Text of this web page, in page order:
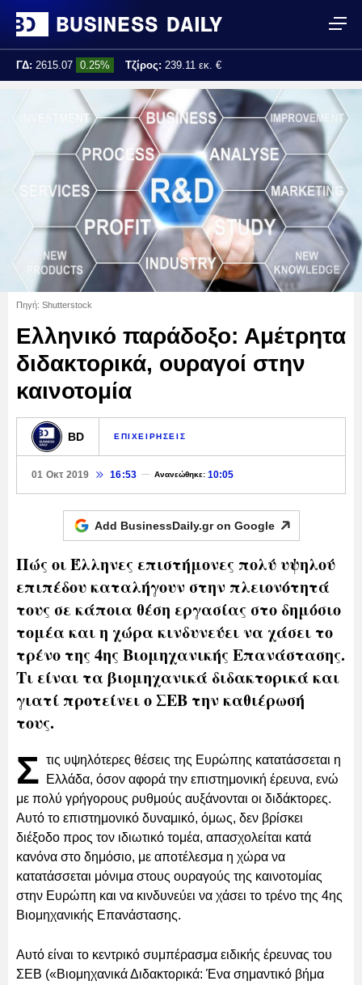
ΓΔ: 2615.07 0.25% Τζίρος: 239.11 εκ. €
Τελ. ενημέρωση: 17:25:01
Πηγή: Shutterstock
Ελληνικό παράδοξο: Αμέτρητα
διδακτορικά, ουραγοί στην
καινοτομία
BD ΕΠΙΧΕΙΡΗΣΕΙΣ
01 Οκτ 2019 16:53 Ανανεώθηκε: 10:05
Add BusinessDaily.gr on Google
Πώς οι Έλληνες επιστήμονες πολύ υψηλού
επιπέδου καταλήγουν στην πλειονότητά
τους σε κάποια θέση εργασίας στο δημόσιο
τομέα και η χώρα κινδυνεύει να χάσει το
τρένο της 4ης Βιομηχανικής Επανάστασης.
Τι είναι τα βιομηχανικά διδακτορικά και
γιατί προτείνει ο ΣΕΒ την καθιέρωσή
τους.
Σ τις υψηλότερες θέσεις της Ευρώπης κατατάσσεται η
Ελλάδα, όσον αφορά την επιστημονική έρευνα, ενώ
με πολύ γρήγορους ρυθμούς αυξάνονται οι διδάκτορες.
Αυτό το επιστημονικό δυναμικό, όμως, δεν βρίσκει
διέξοδο προς τον ιδιωτικό τομέα, απασχολείται κατά
κανόνα στο δημόσιο, με αποτέλεσμα η χώρα να
κατατάσσεται μόνιμα στους ουραγούς της καινοτομίας
στην Ευρώπη και να κινδυνεύει να χάσει το τρένο της 4ης
Βιομηχανικής Επανάστασης.
Αυτό είναι το κεντρικό συμπέρασμα ειδικής έρευνας του
ΣΕΒ («Βιομηχανικά Διδακτορικά: Ένα σημαντικό βήμα